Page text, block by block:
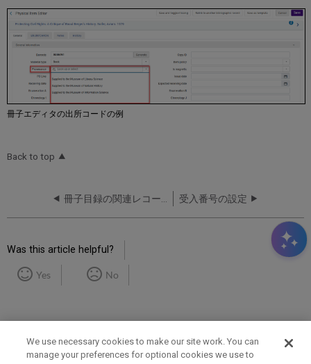
冊子エディタの出所コードの例
Back to top
受入番号の設定
Was this article helpful?
Yes No
We use necessary cookies to make our site work. You can
manage your preferences for optional cookies we use to